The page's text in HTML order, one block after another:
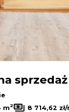
sprzedaż
m2 8 714,62 zł/